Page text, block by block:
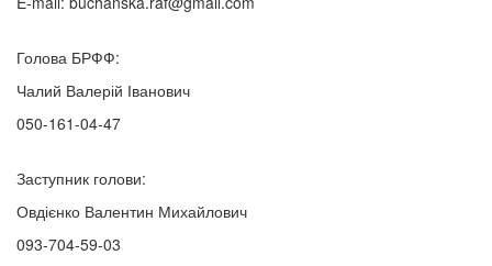
Голова БРФФ:
Чалий Валерій Іванович
050-161-04-47
Заступник голови:
Овдієнко Валентин Михайлович
093-704-59-03